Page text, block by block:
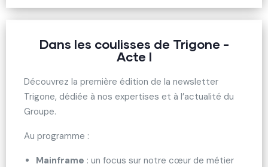
Dans les coulisses de Trigone -
Acte I
Découvrez la première édition de la newsletter
Trigone, dédiée à nos expertises et à l’actualité du
Groupe.
Au programme :
Mainframe : un focus sur notre cœur de métier